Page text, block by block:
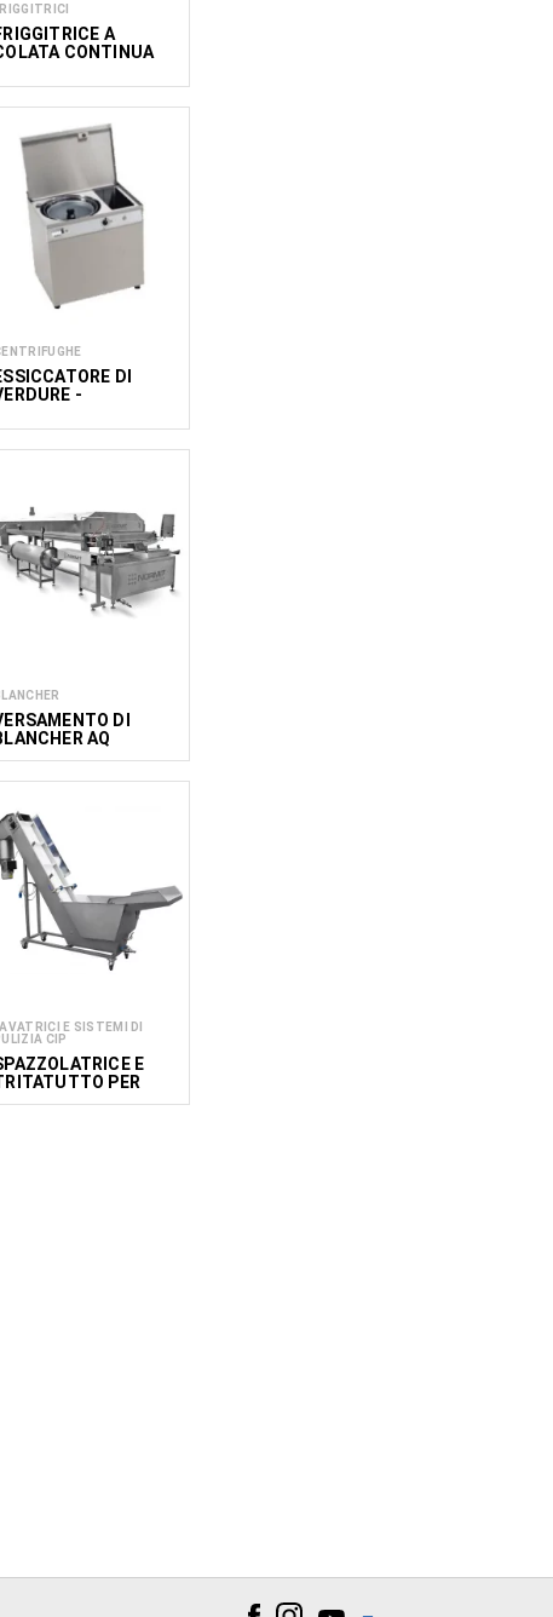
A
CONTINUA
DI
-
DI
AQ
E SISTEMI DI
CIP
E
PER
E VERDURA